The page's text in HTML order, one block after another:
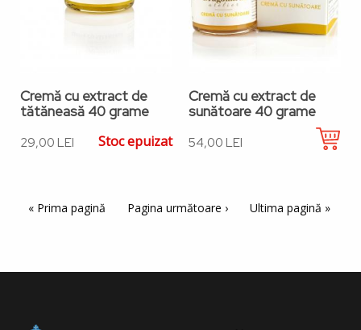
Cremă cu extract de
tătăneasă 40 grame
29,00 LEI Stoc epuizat
Cremă cu extract de
sunătoare 40 grame
54,00 LEI
Paginație
Prima pagină
« Prima pagină Pagina următoare
Pagina următoare › Ultima pagină
Ultima pagină »